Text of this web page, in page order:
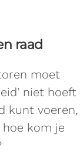
raad
moet
niet hoeft
kunt voeren,
kom je